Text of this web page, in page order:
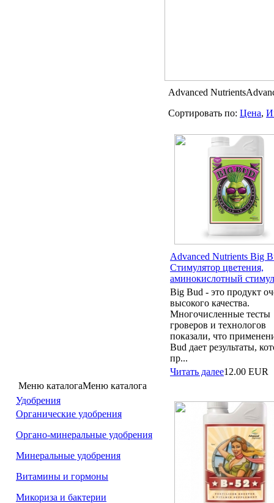
Меню каталогаМеню каталога
Удобрения
Органические удобрения
Органо-минеральные удобрения
Минеральные удобрения
Витамины и гормоны
Микориза и бактерии
Advanced Nutrients
Сортировать по: Цена,
Advanced Nutrients Big
Стимулятор цветения,
аминокислотный
Big Bud - это продукт
высокого качества.
Многочисленные тесты
гроверов и технологов
показали, что
Bud дает результаты,
пр...
Читать далее12.00 EUR